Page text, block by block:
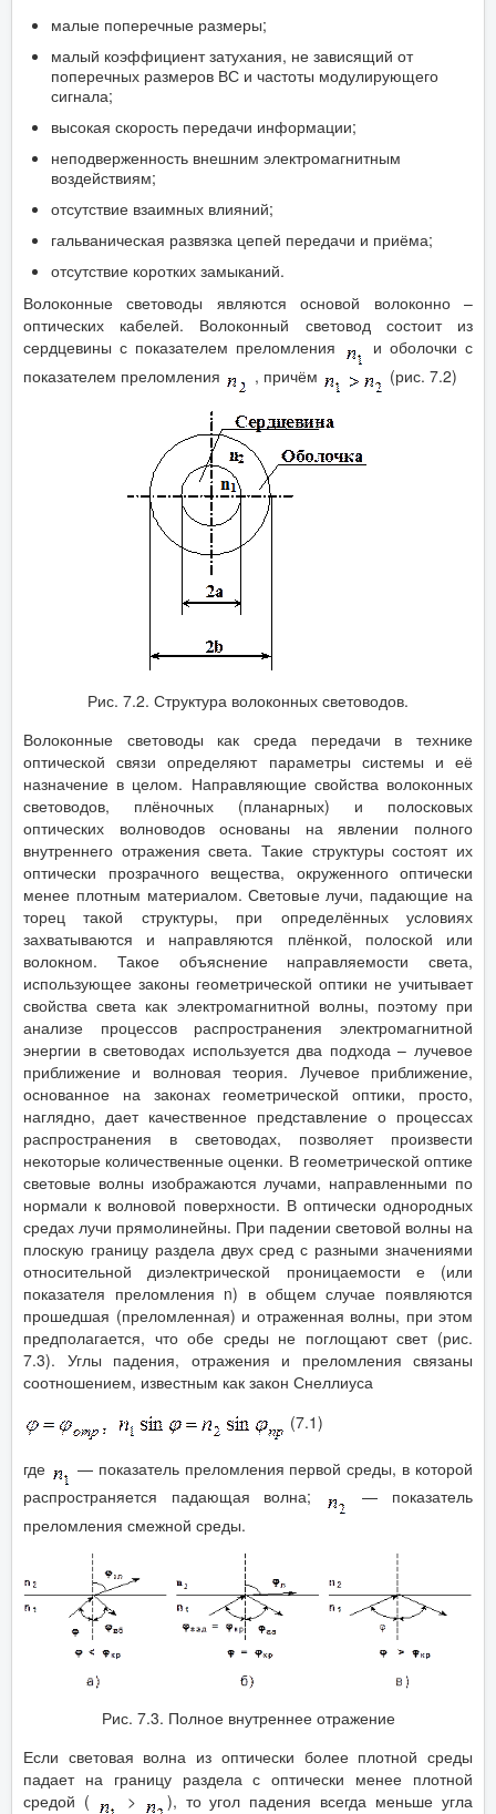
малые поперечные размеры;
малый коэффициент затухания, не зависящий от
поперечных размеров ВС и частоты модулирующего
сигнала;
высокая скорость передачи информации;
неподверженность внешним электромагнитным
воздействиям;
отсутствие взаимных влияний;
гальваническая развязка цепей передачи и приёма;
отсутствие коротких замыканий.
Волоконные световоды являются основой волоконно –
оптических кабелей. Волоконный световод состоит из
сердцевины с показателем преломления
и оболочки с
показателем преломления
, причём (рис. 7.2)
Рис. 7.2. Структура волоконных световодов.
Волоконные световоды как среда передачи в технике
оптической связи определяют параметры системы и её
назначение в целом. Направляющие свойства волоконных
световодов, плёночных (планарных) и полосковых
оптических волноводов основаны на явлении полного
внутреннего отражения света. Такие структуры состоят их
оптически прозрачного вещества, окруженного оптически
менее плотным материалом. Световые лучи, падающие на
торец такой структуры, при определённых условиях
захватываются и направляются плёнкой, полоской или
волокном. Такое объяснение направляемости света,
использующее законы геометрической оптики не учитывает
свойства света как электромагнитной волны, поэтому при
анализе процессов распространения электромагнитной
энергии в световодах используется два подхода – лучевое
приближение и волновая теория. Лучевое приближение,
основанное на законах геометрической оптики, просто,
наглядно, дает качественное представление о процессах
распространения в световодах, позволяет произвести
некоторые количественные оценки. В геометрической оптике
световые волны изображаются лучами, направленными по
нормали к волновой поверхности. В оптически однородных
средах лучи прямолинейны. При падении световой волны на
плоскую границу раздела двух сред с разными значениями
относительной диэлектрической проницаемости е (или
показателя преломления n) в общем случае появляются
прошедшая (преломленная) и отраженная волны, при этом
предполагается, что обе среды не поглощают свет (рис.
7.3). Углы падения, отражения и преломления связаны
соотношением, известным как закон Снеллиуса
(7.1)
где
— показатель преломления первой среды, в которой
распространяется падающая волна;
— показатель
преломления смежной среды.
Рис. 7.3. Полное внутреннее отражение
Если световая волна из оптически более плотной среды
падает на границу раздела с оптически менее плотной
средой (
>
), то угол падения всегда меньше угла